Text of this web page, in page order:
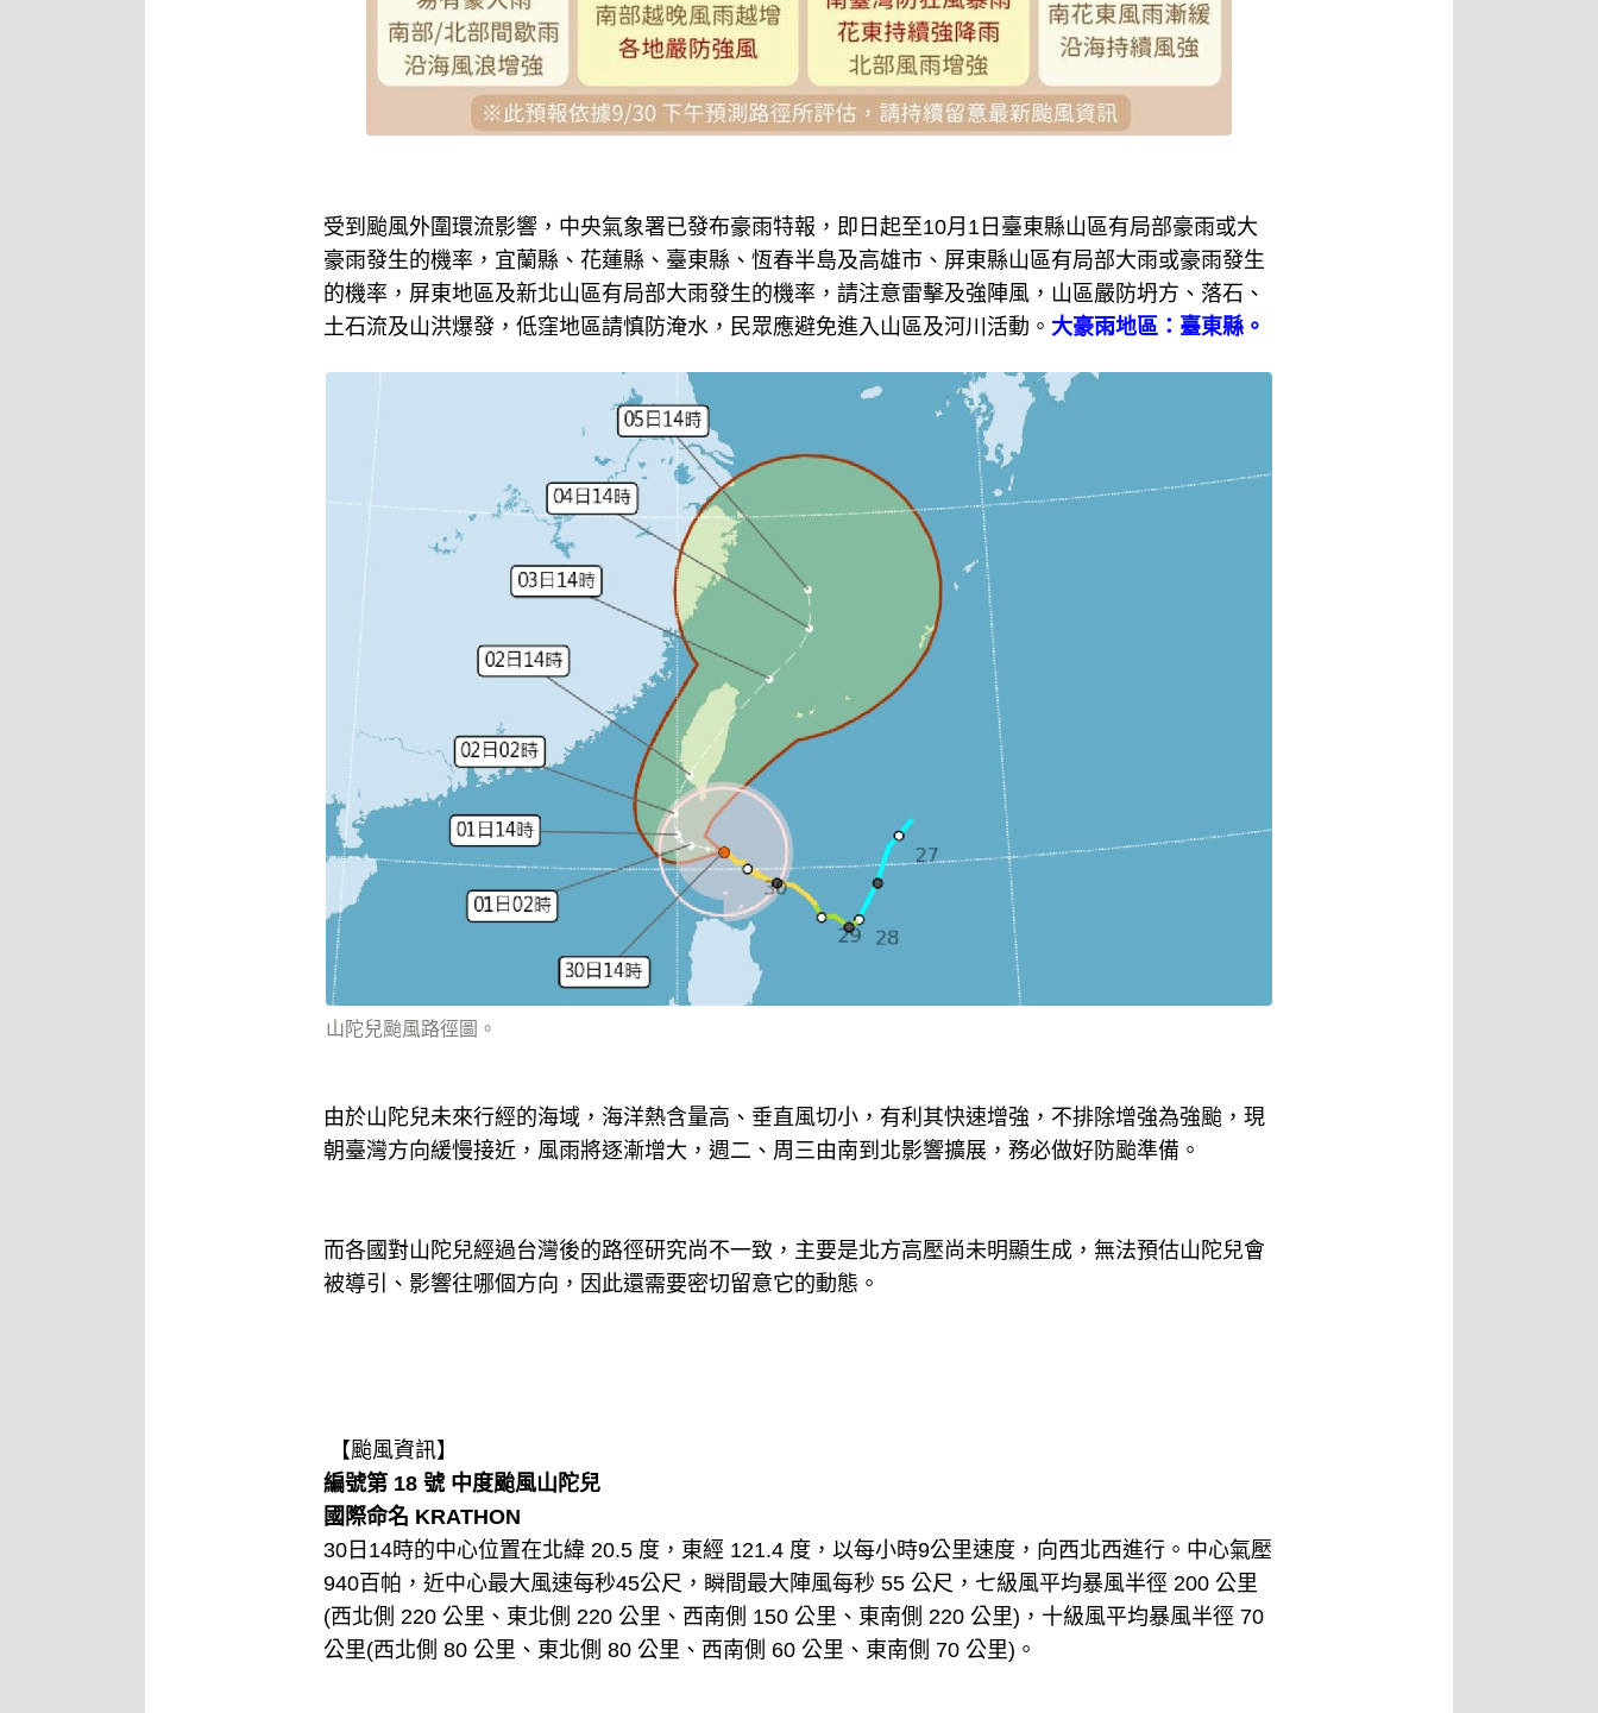
受到颱風外圍環流影響，中央氣象署已發布豪雨特報，即日起至10月1日臺東縣山區有局部豪雨或大
豪雨發生的機率，宜蘭縣、花蓮縣、臺東縣、恆春半島及高雄市、屏東縣山區有局部大雨或豪雨發生
的機率，屏東地區及新北山區有局部大雨發生的機率，請注意雷擊及強陣風，山區嚴防坍方、落石、
土石流及山洪爆發，低窪地區請慎防淹水，民眾應避免進入山區及河川活動。 大豪雨地區：臺東縣。
山陀兒颱風路徑圖。
由於山陀兒未來行經的海域，海洋熱含量高、垂直風切小，有利其快速增強，不排除增強為強颱，現
朝臺灣方向緩慢接近，風雨將逐漸增大，週二、周三由南到北影響擴展，務必做好防颱準備。
而各國對山陀兒經過台灣後的路徑研究尚不一致，主要是北方高壓尚未明顯生成，無法預估山陀兒會
被導引、影響往哪個方向，因此還需要密切留意它的動態。
【颱風資訊】
編號第 18 號 中度颱風山陀兒
國際命名 KRATHON
30日14時的中心位置在北緯 20.5 度，東經 121.4 度，以每小時9公里速度，向西北西進行。中心氣壓
940百帕，近中心最大風速每秒45公尺，瞬間最大陣風每秒 55 公尺，七級風平均暴風半徑 200 公里
(西北側 220 公里、東北側 220 公里、西南側 150 公里、東南側 220 公里)，十級風平均暴風半徑 70
公里(西北側 80 公里、東北側 80 公里、西南側 60 公里、東南側 70 公里)。